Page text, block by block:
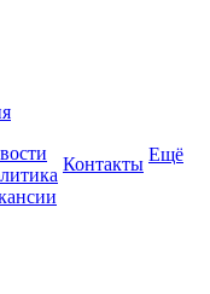
Контакты Ещё